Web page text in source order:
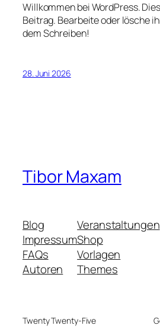
Willkommen bei WordPress.
Beitrag. Bearbeite oder lösche
dem Schreiben!
28. Juni 2026
Tibor Maxam
Blog
Impressum
FAQs
Autoren
Veranstaltungen
Shop
Vorlagen
Themes
Twenty Twenty-Five